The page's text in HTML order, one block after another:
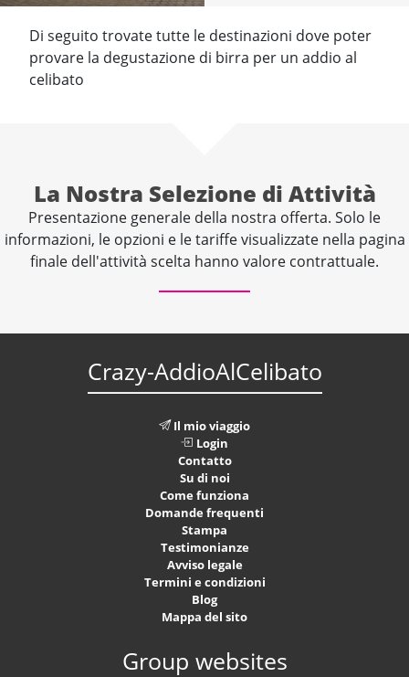
Di seguito trovate tutte le destinazioni dove poter
provare la degustazione di birra per un addio al
celibato
La Nostra Selezione di Attività
Presentazione generale della nostra offerta. Solo le
informazioni, le opzioni e le tariffe visualizzate nella pagina
finale dell'attività scelta hanno valore contrattuale.
Crazy-AddioAlCelibato
Il mio viaggio
Login
Contatto
Su di noi
Come funziona
Domande frequenti
Stampa
Testimonianze
Avviso legale
Termini e condizioni
Blog
Mappa del sito
Group websites